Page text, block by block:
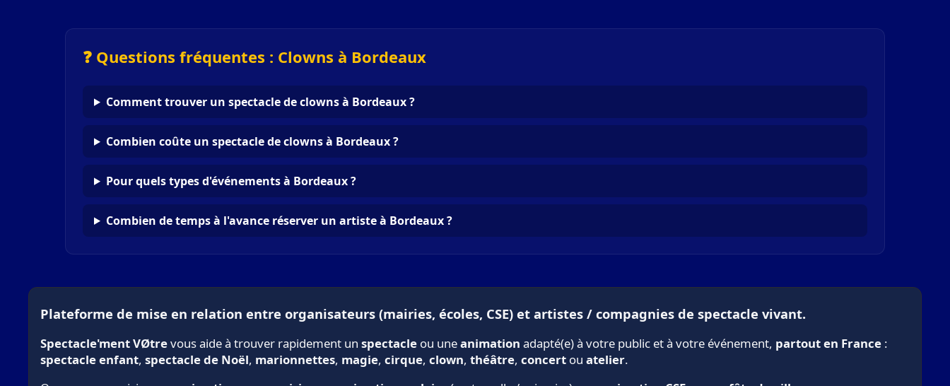
❓ Questions fréquentes : Clowns à Bordeaux
Comment trouver un spectacle de clowns à Bordeaux ?
Combien coûte un spectacle de clowns à Bordeaux ?
Pour quels types d'événements à Bordeaux ?
Combien de temps à l'avance réserver un artiste à Bordeaux ?
Plateforme de mise en relation entre organisateurs (mairies, écoles, CSE) et artistes / compagnies de spectacle vivant.
Spectacle'ment VØtrevous aide à trouver rapidement unspectacle ou uneanimation adapté(e) à votre public et à votre événement, partout en France :
spectacle enfant,spectacle de Noël, marionnettes, magie,cirque,clown,théâtre,concert ouatelier.